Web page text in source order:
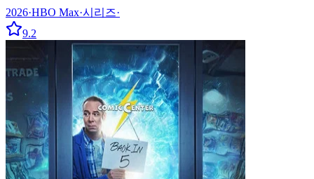
2026·HBO Max·시리즈·
9.2